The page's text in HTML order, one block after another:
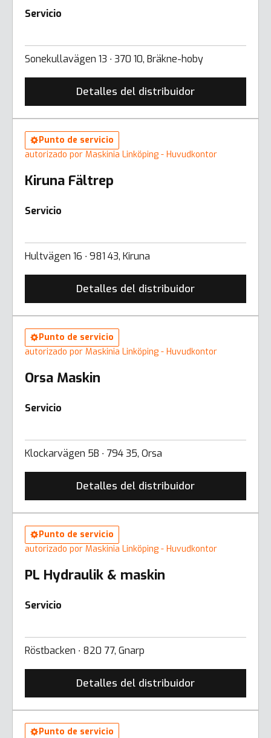
Servicio
Sonekullavägen 13 ∙ 370 10, Bräkne-hoby
Detalles del distribuidor
Punto de servicio
autorizado por Maskinia Linköping - Huvudkontor
Kiruna Fältrep
Servicio
Hultvägen 16 ∙ 981 43, Kiruna
Detalles del distribuidor
Punto de servicio
autorizado por Maskinia Linköping - Huvudkontor
Orsa Maskin
Servicio
Klockarvägen 5B ∙ 794 35, Orsa
Detalles del distribuidor
Punto de servicio
autorizado por Maskinia Linköping - Huvudkontor
PL Hydraulik & maskin
Servicio
Röstbacken ∙ 820 77, Gnarp
Detalles del distribuidor
Punto de servicio